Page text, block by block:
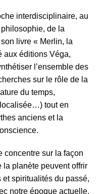
interdisciplinaire, au
de la
livre « Merlin, la
aux éditions Véga,
l’ensemble des
sur le rôle de la
du temps,
tout en
anciens et la
concentre sur la façon
la planète peuvent offrir
spiritualités du passé,
notre époque actuelle.